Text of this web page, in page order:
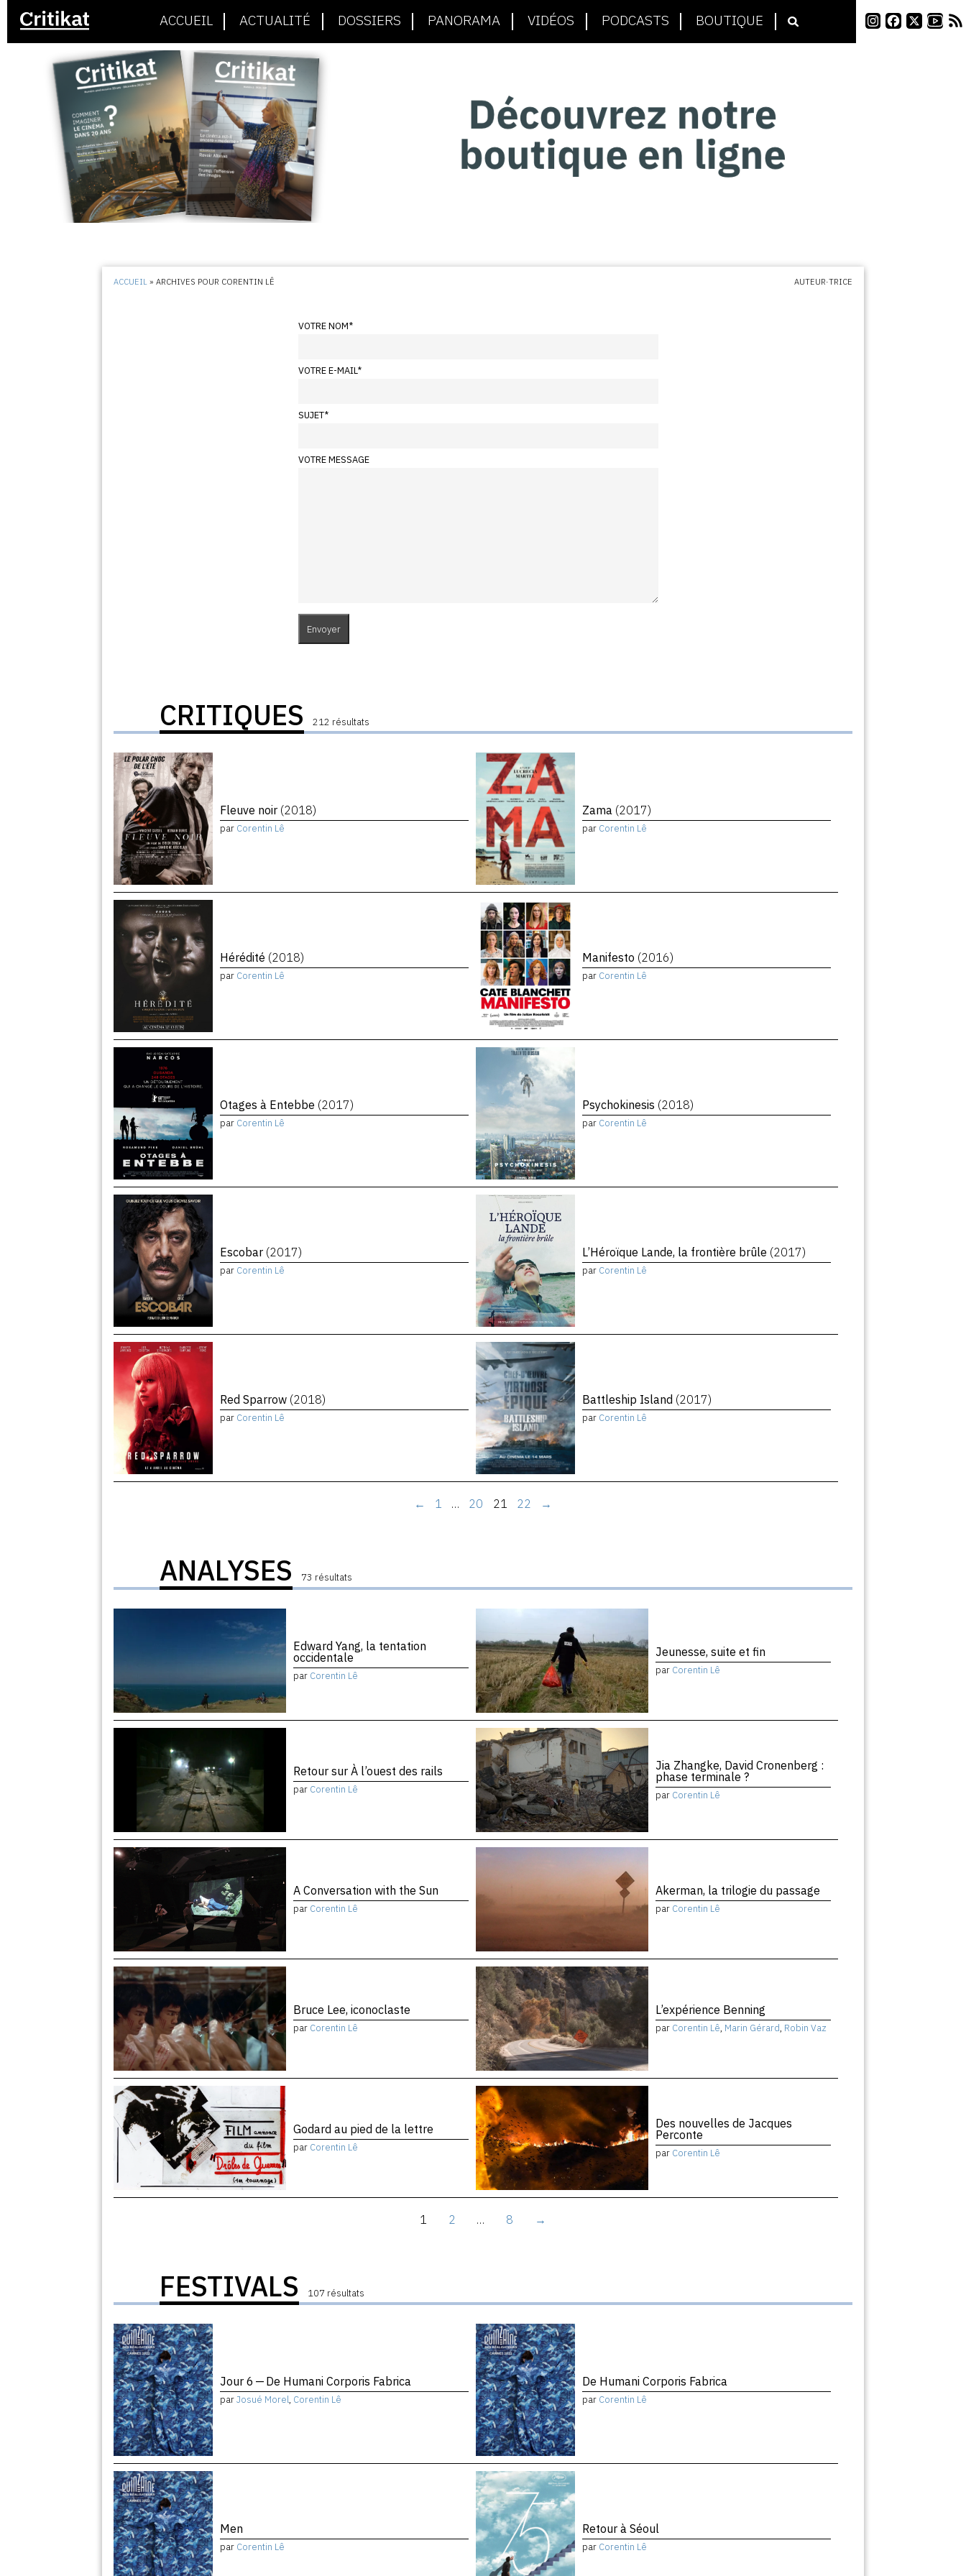
ACCUEIL ACTUALITÉ DOSSIERS PANORAMA VIDÉOS PODCASTS BOUTIQUE
ACCUEIL »ARCHIVES POUR CORENTIN LÊ AUTEUR·TRICE
VOTRE NOM*
VOTRE E-MAIL*
SUJET*
VOTRE MESSAGE
CRITIQUES 212 résultats
Fleuve noir (2018)
par Corentin Lê
Zama (2017)
par Corentin Lê
Hérédité (2018)
par Corentin Lê
Manifesto (2016)
par Corentin Lê
Otages à Entebbe (2017)
par Corentin Lê
Psychokinesis (2018)
par Corentin Lê
Escobar (2017)
par Corentin Lê
L’Héroïque Lande, la frontière brûle (2017)
par Corentin Lê
Red Sparrow (2018)
par Corentin Lê
Battleship Island (2017)
par Corentin Lê
← 1 … 20 21 22 →
ANALYSES 73 résultats
Edward Yang, la tentation
occidentale
par Corentin Lê
Jeunesse, suite et fin
par Corentin Lê
Retour sur À l’ouest des rails
par Corentin Lê
Jia Zhangke, David Cronenberg :
phase terminale ?
par Corentin Lê
A Conversation with the Sun
par Corentin Lê
Akerman, la trilogie du passage
par Corentin Lê
Bruce Lee, iconoclaste
par Corentin Lê
L’expérience Benning
par Corentin Lê, Marin Gérard, Robin Vaz
Godard au pied de la lettre
par Corentin Lê
Des nouvelles de Jacques
Perconte
par Corentin Lê
1 2 … 8 →
FESTIVALS 107 résultats
Jour 6 — De Humani Corporis Fabrica
parJosué Morel, Corentin Lê
De Humani Corporis Fabrica
par Corentin Lê
Men
par Corentin Lê
Retour à Séoul
par Corentin Lê